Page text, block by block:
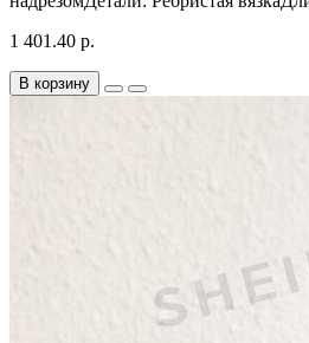
1 401.40 р.
В корзину